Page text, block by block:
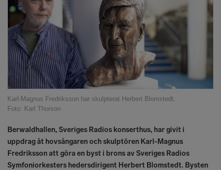
Karl-Magnus Fredriksson har skulpterat Herbert Blomstedt.
Foto: Karl Thorson
Berwaldhallen, Sveriges Radios konserthus, har givit i
uppdrag åt hovsångaren och skulptören Karl-Magnus
Fredriksson att göra en byst i brons av Sveriges Radios
Symfoniorkesters hedersdirigent Herbert Blomstedt. Bysten